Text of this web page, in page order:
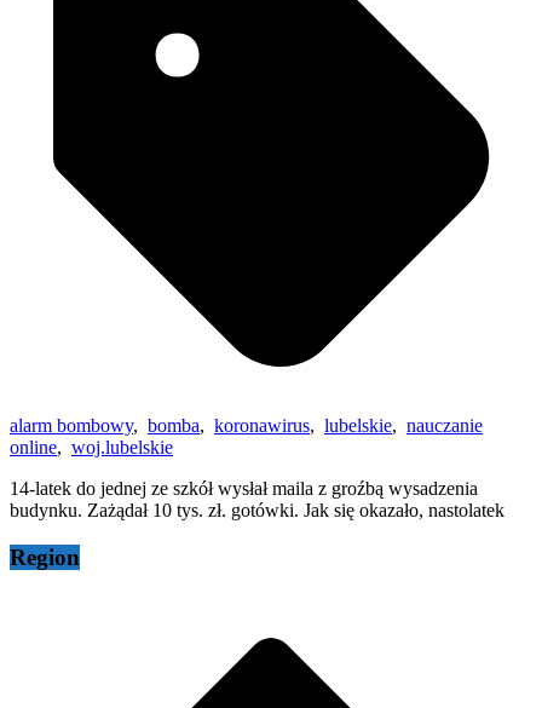
alarm bombowy, bomba, koronawirus, lubelskie, nauczanie
online, woj.lubelskie
14-latek do jednej ze szkół wysłał maila z groźbą wysadzenia
budynku. Zażądał 10 tys. zł. gotówki. Jak się okazało, nastolatek
Region